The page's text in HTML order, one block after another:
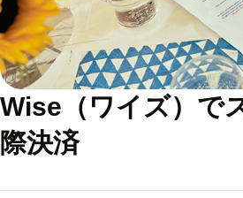
Wise（ワイズ）で
際決済